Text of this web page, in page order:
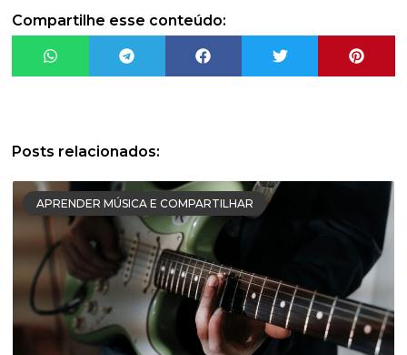
Compartilhe esse conteúdo:
Posts relacionados:
APRENDER MÚSICA E COMPARTILHAR